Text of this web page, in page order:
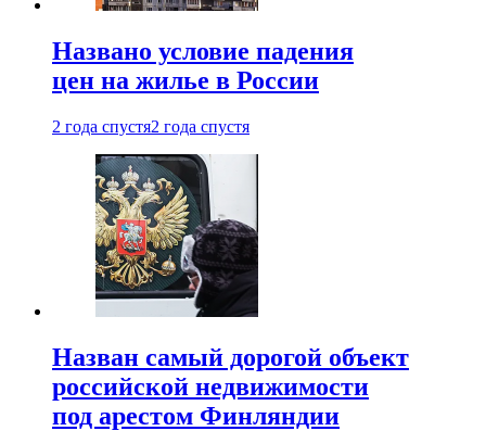
Названо условие падения
цен на жилье в России
2 года спустя2 года спустя
Назван самый дорогой объект
российской недвижимости
под арестом Финляндии